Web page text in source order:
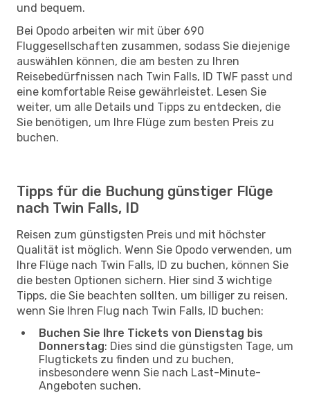
und bequem.
Bei Opodo arbeiten wir mit über 690
Fluggesellschaften zusammen, sodass Sie diejenige
auswählen können, die am besten zu Ihren
Reisebedürfnissen nach Twin Falls, ID TWF passt und
eine komfortable Reise gewährleistet. Lesen Sie
weiter, um alle Details und Tipps zu entdecken, die
Sie benötigen, um Ihre Flüge zum besten Preis zu
buchen.
Tipps für die Buchung günstiger Flüge
nach Twin Falls, ID
Reisen zum günstigsten Preis und mit höchster
Qualität ist möglich. Wenn Sie Opodo verwenden, um
Ihre Flüge nach Twin Falls, ID zu buchen, können Sie
die besten Optionen sichern. Hier sind 3 wichtige
Tipps, die Sie beachten sollten, um billiger zu reisen,
wenn Sie Ihren Flug nach Twin Falls, ID buchen:
Buchen Sie Ihre Tickets von Dienstag bis
Donnerstag: Dies sind die günstigsten Tage, um
Flugtickets zu finden und zu buchen,
insbesondere wenn Sie nach Last-Minute-
Angeboten suchen.